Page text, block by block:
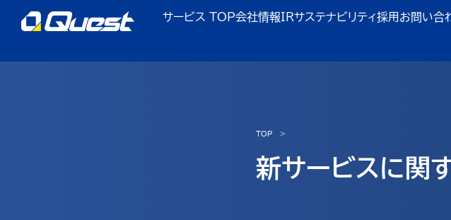
サービス TOP会社情報IRサステナビリティ採用 お問い合
TOP
新サービスに関